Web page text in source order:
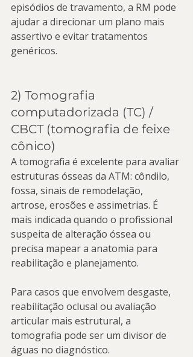
episódios de travamento, a RM pode
ajudar a direcionar um plano mais
assertivo e evitar tratamentos
genéricos.
2) Tomografia
computadorizada (TC) /
CBCT (tomografia de feixe
cônico)
A tomografia é excelente para avaliar
estruturas ósseas da ATM: côndilo,
fossa, sinais de remodelação,
artrose, erosões e assimetrias. É
mais indicada quando o profissional
suspeita de alteração óssea ou
precisa mapear a anatomia para
reabilitação e planejamento.
Para casos que envolvem desgaste,
reabilitação oclusal ou avaliação
articular mais estrutural, a
tomografia pode ser um divisor de
águas no diagnóstico.